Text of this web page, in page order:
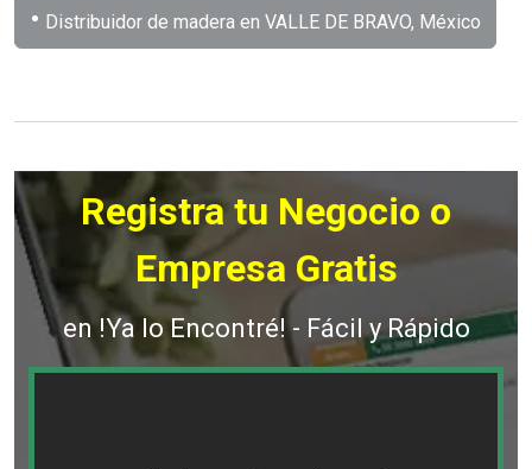
• Distribuidor de madera en VALLE DE BRAVO, México
Registra tu Negocio o
Empresa Gratis
en !Ya lo Encontré! - Fácil y Rápido